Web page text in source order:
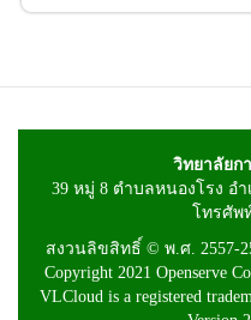
วิทยาลัยก
39 หมู่ 8 ตำบลหนองโรง อ
โทรศัพ
สงวนลิขสิทธิ์ © พ.ศ. 2557-
Copyright 2021 Openserve
VLCloud is a registered